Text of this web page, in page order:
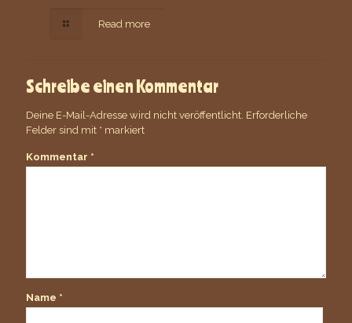
Read more
Schreibe einen Kommentar
Deine E-Mail-Adresse wird nicht veröffentlicht. Erforderliche
Felder sind mit * markiert
Kommentar *
Name *